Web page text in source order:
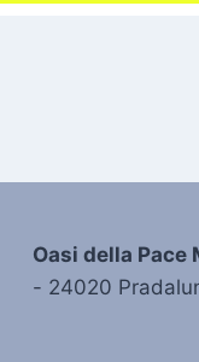
Oasi della Pace
- 24020